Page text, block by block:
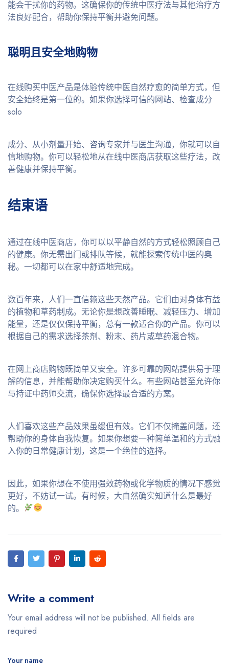
能会干扰你的药物。这确保你的传统中医疗法与其他治疗方
法良好配合，帮助你保持平衡并避免问题。
聪明且安全地购物
在线购买中医产品是体验传统中医自然疗愈的简单方式，但
安全始终是第一位的。如果你选择可信的网站、检查成分
solo
成分、从小剂量开始、咨询专家并与医生沟通，你就可以自
信地购物。你可以轻松地从在线中医商店获取这些疗法，改
善健康并保持平衡。
结束语
通过在线中医商店，你可以以平静自然的方式轻松照顾自己
的健康。你无需出门或排队等候，就能探索传统中医的奥
秘。一切都可以在家中舒适地完成。
数百年来，人们一直信赖这些天然产品。它们由对身体有益
的植物和草药制成。无论你是想改善睡眠、减轻压力、增加
能量，还是仅仅保持平衡，总有一款适合你的产品。你可以
根据自己的需求选择茶剂、粉末、药片或草药混合物。
在网上商店购物既简单又安全。许多可靠的网站提供易于理
解的信息，并能帮助你决定购买什么。有些网站甚至允许你
与持证中药师交流，确保你选择最合适的方案。
人们喜欢这些产品效果虽缓但有效。它们不仅掩盖问题，还
帮助你的身体自我恢复。如果你想要一种简单温和的方式融
入你的日常健康计划，这是一个绝佳的选择。
因此，如果你想在不使用强效药物或化学物质的情况下感觉
更好，不妨试一试。有时候，大自然确实知道什么是最好
的。
Write a comment
Your email address will not be published. All fields are
required
Your name